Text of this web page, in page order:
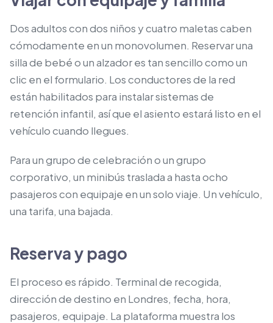
Dos adultos con dos niños y cuatro maletas caben
cómodamente en un monovolumen. Reservar una
silla de bebé o un alzador es tan sencillo como un
clic en el formulario. Los conductores de la red
están habilitados para instalar sistemas de
retención infantil, así que el asiento estará listo en el
vehículo cuando llegues.
Para un grupo de celebración o un grupo
corporativo, un minibús traslada a hasta ocho
pasajeros con equipaje en un solo viaje. Un vehículo,
una tarifa, una bajada.
Reserva y pago
El proceso es rápido. Terminal de recogida,
dirección de destino en Londres, fecha, hora,
pasajeros, equipaje. La plataforma muestra los